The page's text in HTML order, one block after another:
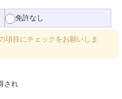
免許なし
項目にチェックをお願いしま
され